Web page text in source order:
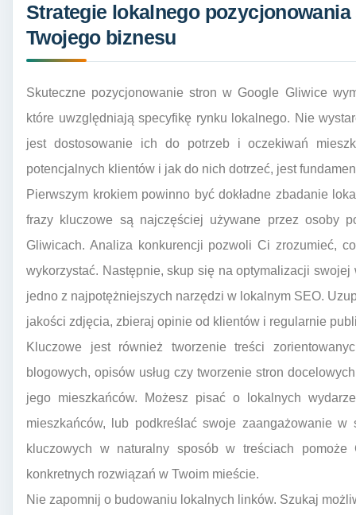
Strategie lokalnego
Twojego biznesu
Skuteczne pozycjonowanie stron w Google Gliwice
które uwzględniają specyfikę rynku lokalnego. Nie
jest dostosowanie ich do potrzeb i oczekiwań
potencjalnych klientów i jak do nich dotrzeć, jest
Pierwszym krokiem powinno być dokładne zbadanie
frazy kluczowe są najczęściej używane przez osoby
Gliwicach. Analiza konkurencji pozwoli Ci zrozumieć,
wykorzystać. Następnie, skup się na optymalizacji
jedno z najpotężniejszych narzędzi w lokalnym SEO.
jakości zdjęcia, zbieraj opinie od klientów i regularnie
Kluczowe jest również tworzenie treści
blogowych, opisów usług czy tworzenie stron
jego mieszkańców. Możesz pisać o lokalnych
mieszkańców, lub podkreślać swoje zaangażowanie w
kluczowych w naturalny sposób w treściach pomoże
konkretnych rozwiązań w Twoim mieście.
Nie zapomnij o budowaniu lokalnych linków. Szukaj